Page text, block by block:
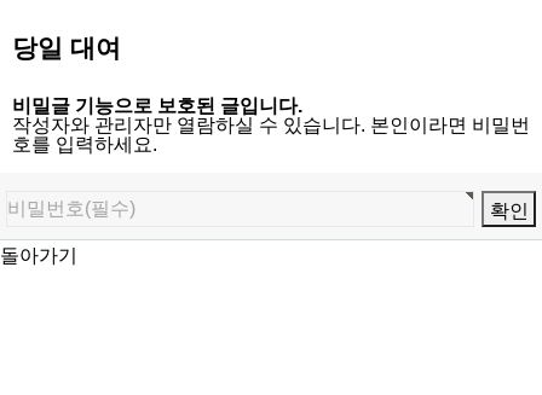
당일 대여
비밀글 기능으로 보호된 글입니다.
작성자와 관리자만 열람하실 수 있습니다. 본인이라면 비밀번
호를 입력하세요.
돌아가기